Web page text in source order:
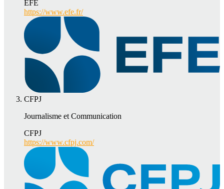
EFE
https://www.efe.fr/
CFPJ
Journalisme et Communication
CFPJ
https://www.cfpj.com/